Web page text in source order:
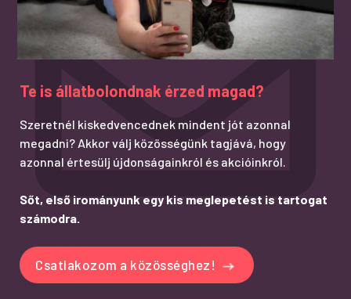
Te is állatbolondnak érzed magad?
Szeretnél kiskedvencednek mindent jót azonnal
megadni? Akkor válj közösségünk tagjává, hogy
azonnal értesülj újdonságainkról és akcióinkról.
Sőt, első irományunk egy kis meglepetést is tartogat
számodra.
Csatlakozom a közösséghez!